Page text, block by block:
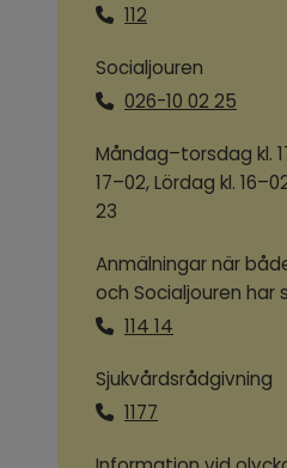
112
Socialjouren
026-10 02 25
Måndag–torsdag kl.
17–02, Lördag kl.
23
Anmälningar när
och Socialjouren har
114 14
Sjukvårdsrådgivning
1177